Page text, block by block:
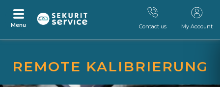
Skip
content
Skip
navigation
menu
Menu My Account
Contact us
REMOTE KALIBRIERUNG